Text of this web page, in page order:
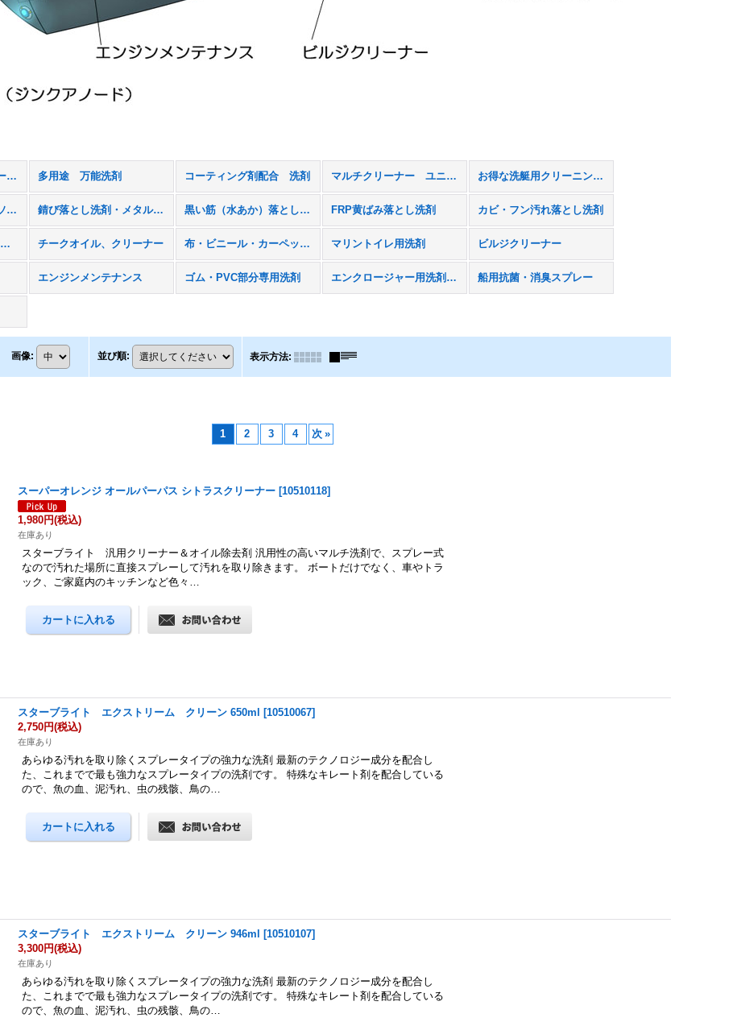
ボート洗剤、クリーナー、ポリッシュ、スターブライト (全商品) 多用途 万能洗剤 コーティング剤配合 洗剤 マルチクリーナー ユニバーサルストーン お得な洗艇用クリーニングセット
塩分除去腐食防止剤（ソルトオフ） 錆び落とし洗剤・メタルコーティング剤 黒い筋（水あか）落とし洗剤 FRP黄ばみ落とし洗剤 カビ・フン汚れ落とし洗剤
耐UV、つや出しコート・ワックス チークオイル、クリーナー 布・ビニール・カーペット用洗剤、防水スプレー マリントイレ用洗剤 ビルジクリーナー
エンジンメンテナンス ゴム・PVC部分専用洗剤 エンクロージャー用洗剤・コーティング剤 船用抗菌・消臭スプレー
画像: 並び順: 表示方法:
1 2 3 4 次 »
スーパーオレンジ オールパーパス シトラスクリーナー [10510118]
1,980円(税込)
在庫あり
スターブライト 汎用クリーナー＆オイル除去剤 汎用性の高いマルチ洗剤で、スプレー式
なので汚れた場所に直接スプレーして汚れを取り除きます。 ボートだけでなく、車やトラ
ック、ご家庭内のキッチンなど色々…
スターブライト エクストリーム クリーン 650ml [10510067]
2,750円(税込)
在庫あり
あらゆる汚れを取り除くスプレータイプの強力な洗剤 最新のテクノロジー成分を配合し
た、これまでで最も強力なスプレータイプの洗剤です。 特殊なキレート剤を配合している
ので、魚の血、泥汚れ、虫の残骸、鳥の…
スターブライト エクストリーム クリーン 946ml [10510107]
3,300円(税込)
在庫あり
あらゆる汚れを取り除くスプレータイプの強力な洗剤 最新のテクノロジー成分を配合し
た、これまでで最も強力なスプレータイプの洗剤です。 特殊なキレート剤を配合している
ので、魚の血、泥汚れ、虫の残骸、鳥の…